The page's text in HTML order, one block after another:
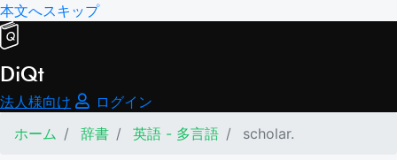
本文へスキップ
DiQt
法人様向け
ログイン
ホーム
辞書 英語 - 多言語 scholar.